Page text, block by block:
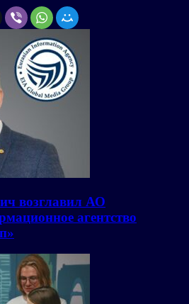
возглавил АО
агентство